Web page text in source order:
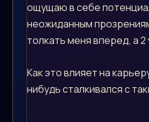
ощущаю в себе
неожиданным
толкать меня вперед, а
Как это влияет на
нибудь сталкивался с